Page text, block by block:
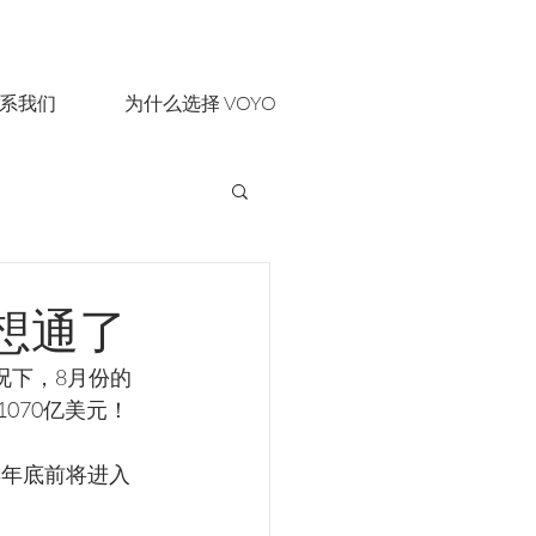
我们 为什么选择 VOYO
通了
下，8月份的
亿美元！
底前将进入